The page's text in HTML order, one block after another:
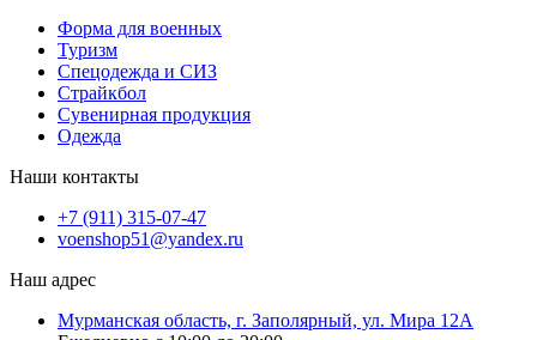
Форма для военных
Туризм
Спецодежда и СИЗ
Страйкбол
Сувенирная продукция
Одежда
Наши контакты
+7 (911) 315-07-47
voenshop51@yandex.ru
Наш адрес
Мурманская область, г. Заполярный, ул. Мира 12А